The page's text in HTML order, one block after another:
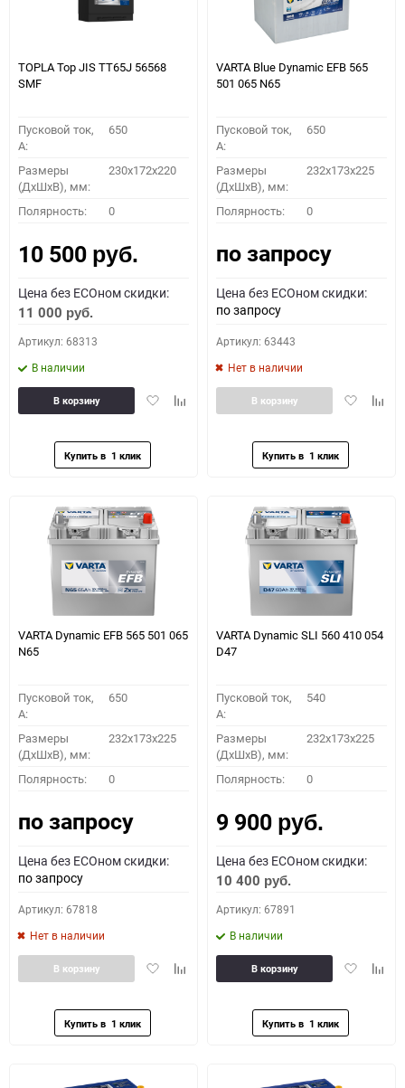
TOPLA Top JIS TT65J 56568
SMF
Пусковой ток,
A:
650
Размеры
(ДхШхВ), мм:
230x172x220
Полярность: 0
10 500 руб.
Цена без ECOном скидки:
11 000 руб.
Артикул: 68313
В наличии
ДобавитьДобавить
В корзину
VARTA Blue Dynamic EFB 565
501 065 N65
Пусковой ток,
A:
650
Размеры
(ДхШхВ), мм:
232x173x225
Полярность: 0
по запросу
Цена без ECOном скидки:
по запросу
Артикул: 63443
Нет в наличии
Добавить
В корзину
VARTA Dynamic EFB 565 501 065
N65
Пусковой ток,
A:
650
Размеры
(ДхШхВ), мм:
232x173x225
Полярность: 0
по запросу
Цена без ECOном скидки:
по запросу
Артикул: 67818
Нет в наличии
ДобавитьДобавить
В корзину
VARTA Dynamic SLI 560 410 054
D47
Пусковой ток,
A:
540
Размеры
(ДхШхВ), мм:
232x173x225
Полярность: 0
9 900 руб.
Цена без ECOном скидки:
10 400 руб.
Артикул: 67891
В наличии
Добавить
В корзину